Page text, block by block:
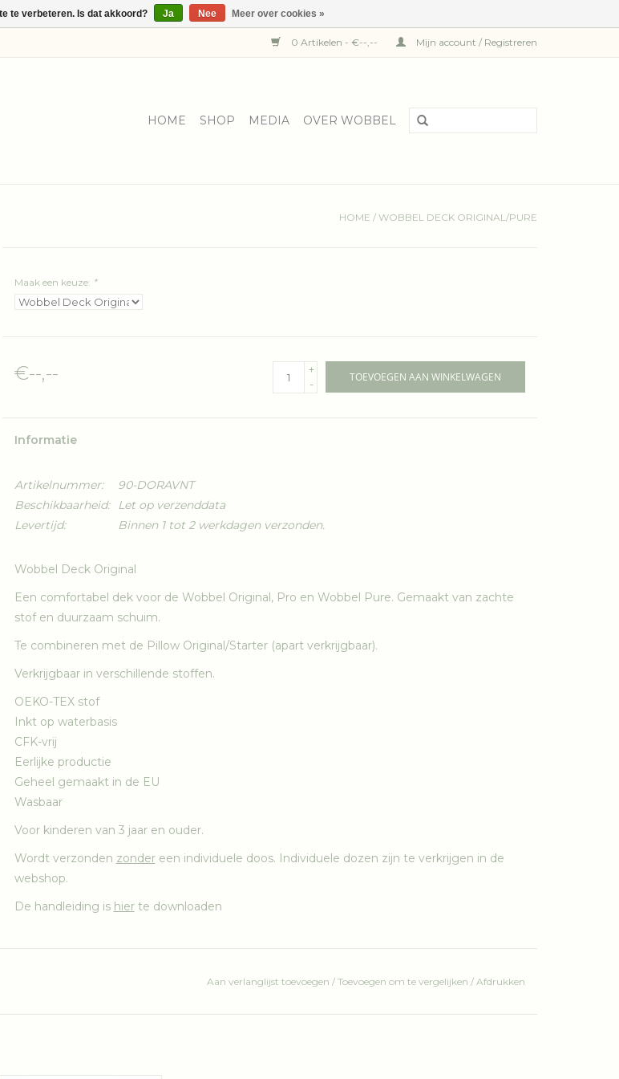
0 Artikelen - €--,-- Mijn account / Registreren
HOME SHOP MEDIA OVER WOBBEL
HOME / WOBBEL DECK ORIGINAL/PURE
Maak een keuze: *
€--,--
+
-
TOEVOEGEN AAN WINKELWAGEN
Informatie
Artikelnummer:
90-DORAVNT
Beschikbaarheid:
Let op verzenddata
Levertijd:
Binnen 1 tot 2 werkdagen verzonden.
Wobbel Deck Original
Een comfortabel dek voor de Wobbel Original, Pro en Wobbel Pure. Gemaakt van zachte
stof en duurzaam schuim.
Te combineren met de Pillow Original/Starter (apart verkrijgbaar).
Verkrijgbaar in verschillende stoffen.
OEKO-TEX stof
Inkt op waterbasis
CFK-vrij
Eerlijke productie
Geheel gemaakt in de EU
Wasbaar
Voor kinderen van 3 jaar en ouder.
Wordt verzonden zondereen individuele doos. Individuele dozen zijn te verkrijgen in de
webshop.
De handleiding is hierte downloaden
Aan verlanglijst toevoegen / Toevoegen om te vergelijken / Afdrukken
te verbeteren. Is dat akkoord? Ja Nee Meer over cookies »